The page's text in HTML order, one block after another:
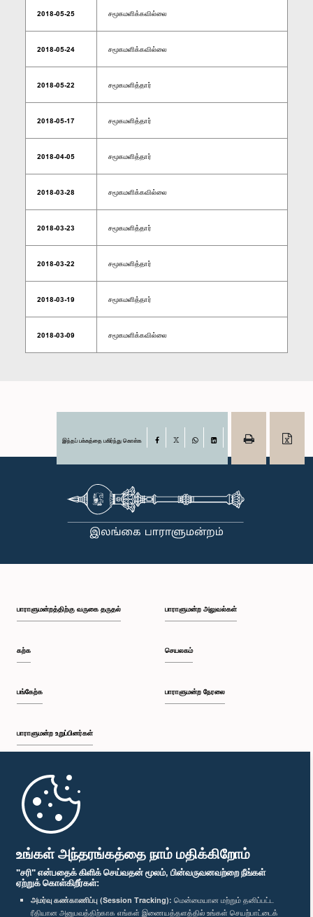
உங்கள் அந்தரங்கத்தை நாம் மதிக்கிறோம்
"சரி" என்பதைக் கிளிக் செய்வதன் மூலம், பின்வருவனவற்றை நீங்கள்
ஏற்றுக் கொள்கிறீர்கள்:
அமர்வு கண்காணிப்பு (Session Tracking): மென்மையான மற்றும் தனிப்பட்ட
ரீதியான அனுபவத்திற்காக எங்கள் இணையத்தளத்தில் உங்கள் செயற்பாட்டைக்
2018-05-25 சமூகமளிக்கவில்லை
2018-05-24 சமூகமளிக்கவில்லை
2018-05-22 சமூகமளித்தார்
2018-05-17 சமூகமளித்தார்
2018-04-05 சமூகமளித்தார்
2018-03-28 சமூகமளிக்கவில்லை
2018-03-23 சமூகமளித்தார்
2018-03-22 சமூகமளித்தார்
2018-03-19 சமூகமளித்தார்
2018-03-09 சமூகமளிக்கவில்லை
இந்தப் பக்கத்தை பகிர்ந்து கொள்க Facebook
பாராளுமன்றத்திற்கு வருகை தருதல்
கற்க
பங்கேற்க
பாராளுமன்ற உறுப்பினர்கள்
முதற்பக்கம்
பாராளுமன்ற அலுவல்கள்
செயலகம்
பாராளுமன்ற நேரலை
பாராளுமன்ற கையடக்க செயலி
எம்மை பின்தொடர்க :